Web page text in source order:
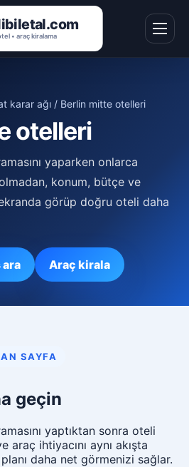
karar ağı / Berlin mitte otelleri
otelleri
yaparken onlarca
konum, bütçe ve
görüp doğru oteli daha
ara Araç kirala
SAYFA
geçin
yaptıktan sonra oteli
araç ihtiyacını aynı akışta
daha net görmenizi sağlar.